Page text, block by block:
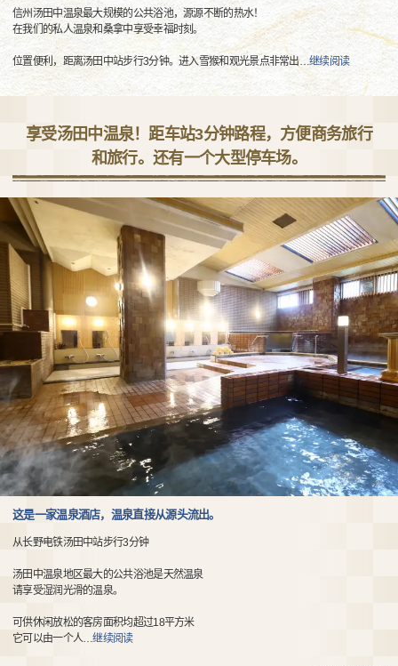
信州汤田中温泉最大规模的公共浴池，源源不断的热水！
在我们的私人温泉和桑拿中享受幸福时刻。
位置便利，距离汤田中站步行3分钟。进入雪猴和观光景点非常出…继续阅读
享受汤田中温泉！距车站3分钟路程，方便商务旅行
和旅行。还有一个大型停车场。
这是一家温泉酒店，温泉直接从源头流出。
从长野电铁汤田中站步行3分钟
汤田中温泉地区最大的公共浴池是天然温泉
请享受湿润光滑的温泉。
可供休闲放松的客房面积均超过18平方米
它可以由一个人…继续阅读